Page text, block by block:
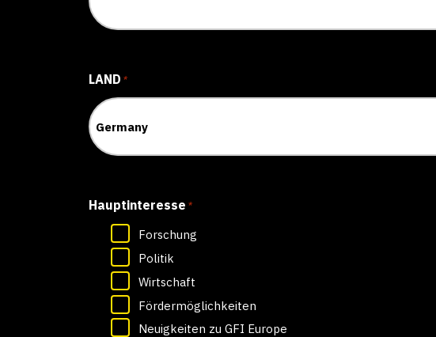
LAND *
Hauptinteresse *
Forschung
Politik
Wirtschaft
Fördermöglichkeiten
Neuigkeiten zu GFI Europe